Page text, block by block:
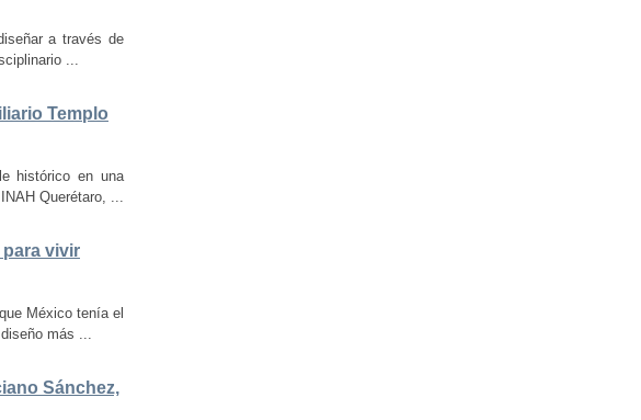
a través de
...
Templo
histórico en una
Querétaro, ...
para vivir
México tenía el
más ...
Sánchez,